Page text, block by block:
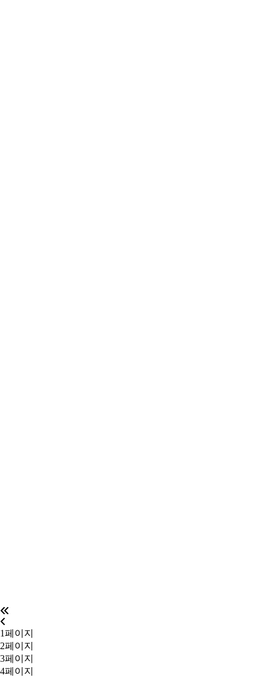
1페이지
2페이지
3페이지
4페이지